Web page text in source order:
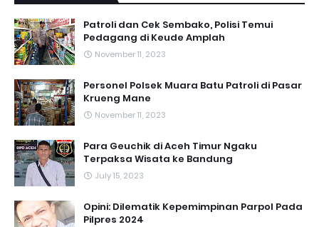
Patroli dan Cek Sembako, Polisi Temui
Pedagang di Keude Amplah
November 11, 2023
Personel Polsek Muara Batu Patroli di Pasar
Krueng Mane
November 11, 2023
Para Geuchik di Aceh Timur Ngaku
Terpaksa Wisata ke Bandung
July 15, 2023
Opini: Dilematik Kepemimpinan Parpol Pada
Pilpres 2024